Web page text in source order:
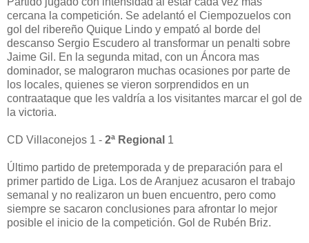
cercana la competición. Se adelantó el Ciempozuelos con
gol del ribereño Quique Lindo y empató al borde del
descanso Sergio Escudero al transformar un penalti sobre
Jaime Gil. En la segunda mitad, con un Áncora mas
dominador, se malograron muchas ocasiones por parte de
los locales, quienes se vieron sorprendidos en un
contraataque que les valdría a los visitantes marcar el gol de
la victoria.
CD Villaconejos 1 - 2ª Regional 1
Último partido de pretemporada y de preparación para el
primer partido de Liga. Los de Aranjuez acusaron el trabajo
semanal y no realizaron un buen encuentro, pero como
siempre se sacaron conclusiones para afrontar lo mejor
posible el inicio de la competición. Gol de Rubén Briz.